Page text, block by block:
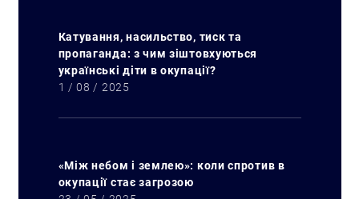
Катування, насильство, тиск та
пропаганда: з чим зіштовхуються
українські діти в окупації?
1 / 08 / 2025
«Між небом і землею»: коли спротив в
окупації стає загрозою